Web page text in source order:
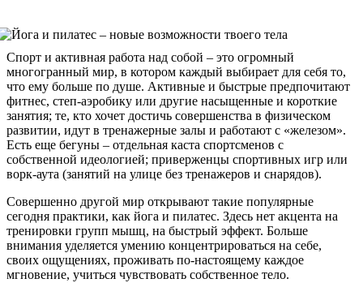
Спорт и активная работа над собой – это огромный
многогранный мир, в котором каждый выбирает для себя то,
что ему больше по душе. Активные и быстрые предпочитают
фитнес, степ-аэробику или другие насыщенные и короткие
занятия; те, кто хочет достичь совершенства в физическом
развитии, идут в тренажерные залы и работают с «железом».
Есть еще бегуны – отдельная каста спортсменов с
собственной идеологией; приверженцы спортивных игр или
ворк-аута (занятий на улице без тренажеров и снарядов).
Совершенно другой мир открывают такие популярные
сегодня практики, как йога и пилатес. Здесь нет акцента на
тренировки групп мышц, на быстрый эффект. Больше
внимания уделяется умению концентрироваться на себе,
своих ощущениях, проживать по-настоящему каждое
мгновение, учиться чувствовать собственное тело.